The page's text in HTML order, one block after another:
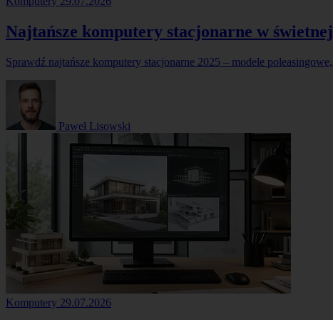
Najtańsze komputery stacjonarne w
Sprawdź najtańsze komputery stacjonarne 2025 – modele
Paweł Lisowski
Komputery 29.07.2026